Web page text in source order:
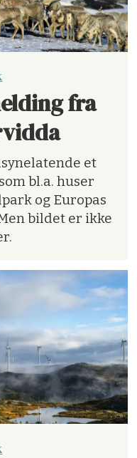
fra
et
bl.a. huser
og Europas
bildet er ikke